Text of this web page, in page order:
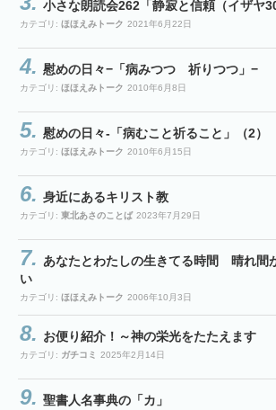
小さな朗読会262「静寂と信頼（イザヤ
カテゴリ: ほほえみトーク 2021年6月22日
慰めの日々−「病みつつ 祈りつつ」−
カテゴリ: ほほえみトーク 2010年6月8日
慰めの日々-「病むこと祈ること」（2）
カテゴリ: ほほえみトーク 2010年6月15日
身近にあるキリスト教
カテゴリ: 東北あさのことば 2023年7月29日
あなたとわたしの生きてる時間 晴れ間
い
カテゴリ: ほほえみトーク 2006年10月3日
お便り紹介！～神の栄光をたたえます
カテゴリ: ガチコミ 2025年2月14日
聖書人名事典の「カ」